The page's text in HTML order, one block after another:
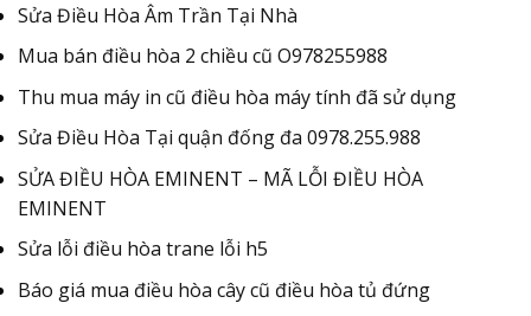
Sửa Điều Hòa Âm Trần Tại Nhà
Mua bán điều hòa 2 chiều cũ O978255988
Thu mua máy in cũ điều hòa máy tính đã sử dụng
Sửa Điều Hòa Tại quận đống đa 0978.255.988
SỬA ĐIỀU HÒA EMINENT – MÃ LỖI ĐIỀU HÒA
EMINENT
Sửa lỗi điều hòa trane lỗi h5
Báo giá mua điều hòa cây cũ điều hòa tủ đứng